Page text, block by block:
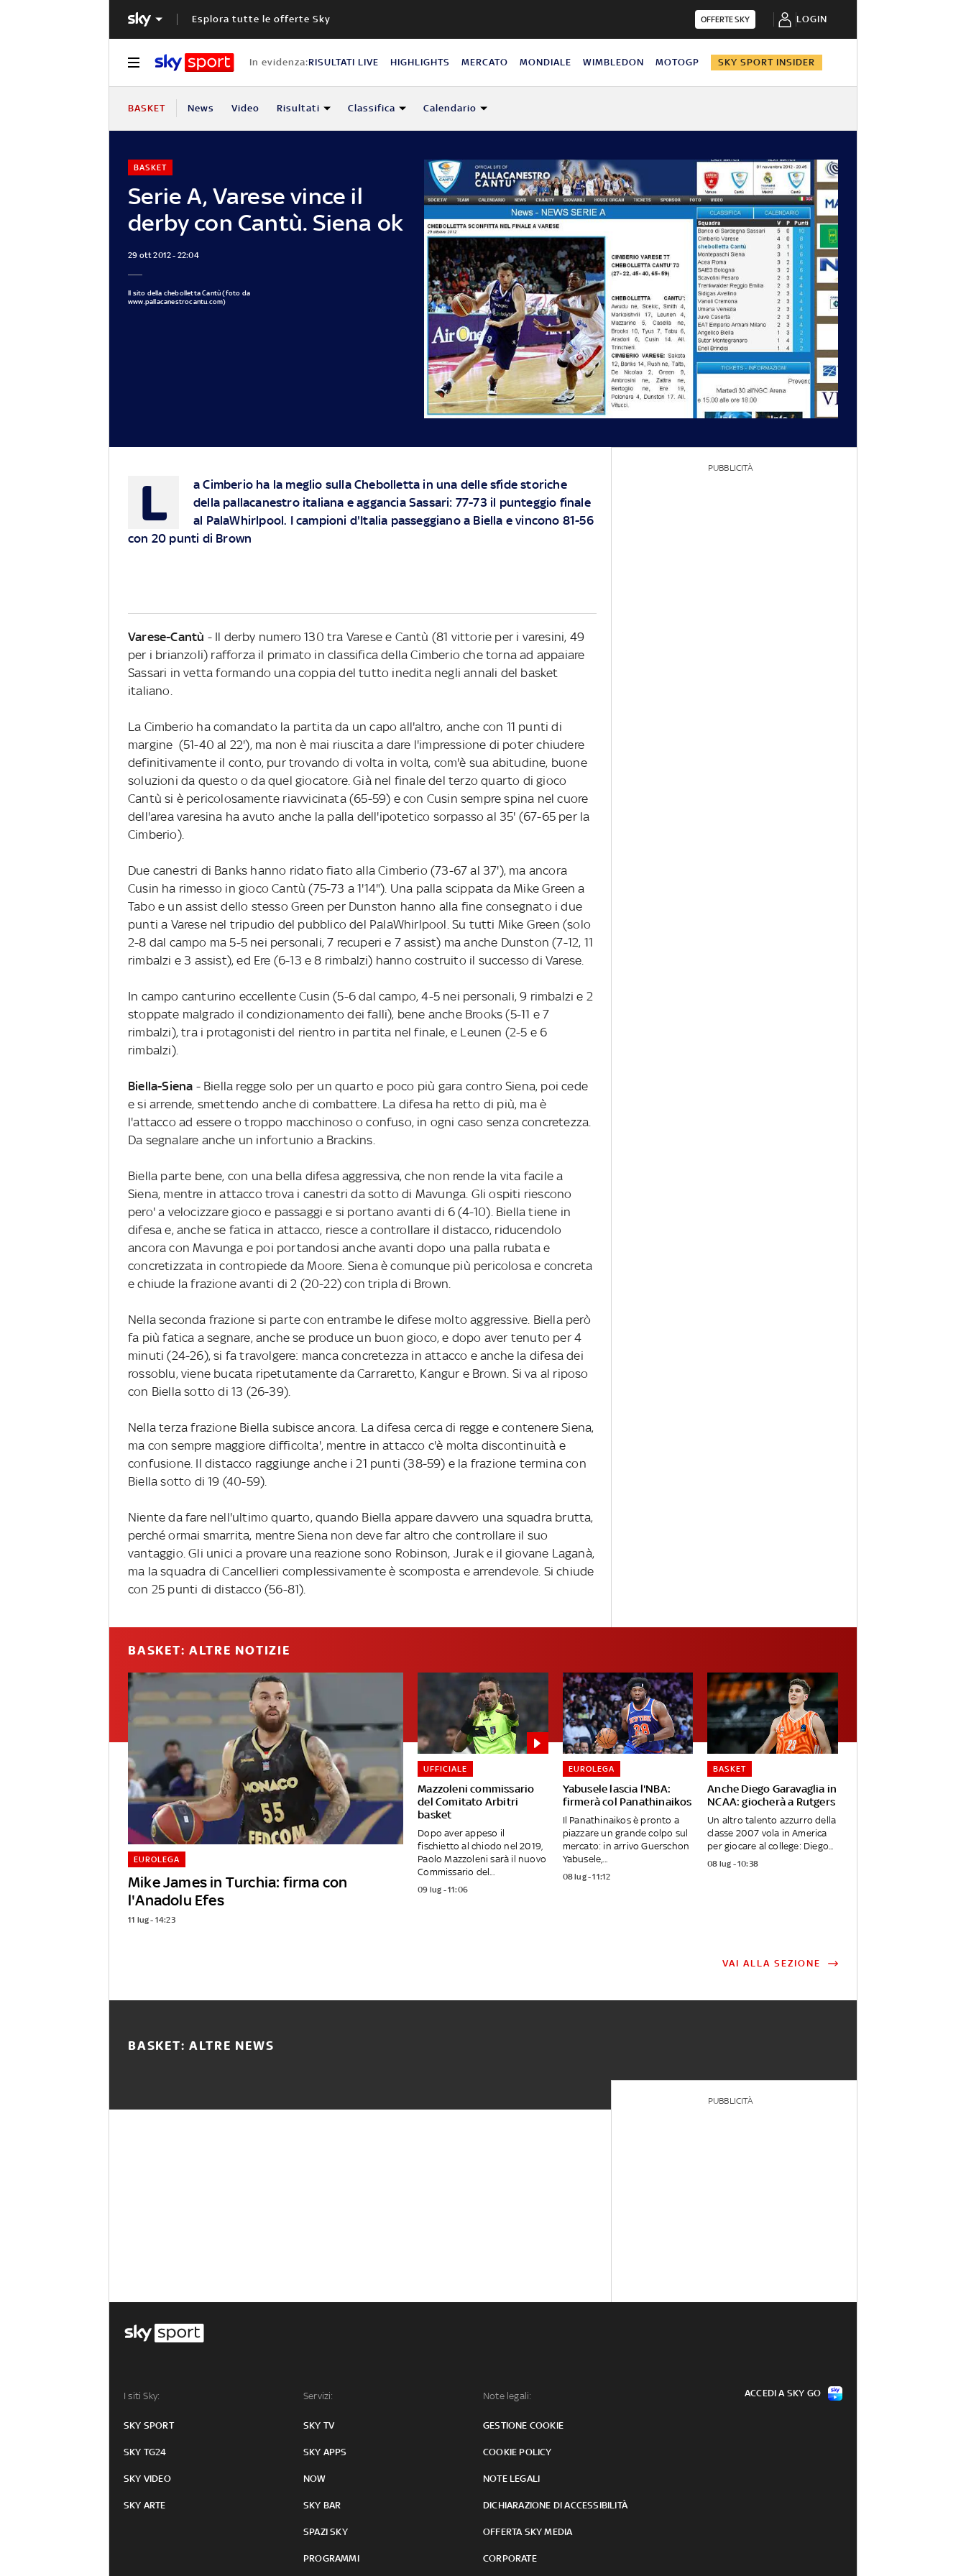
Esplora tutte le offerte Sky OFFERTE SKY LOGIN
In evidenza:RISULTATI LIVE HIGHLIGHTS MERCATO MONDIALE WIMBLEDON MOTOGP SKY SPORT INSIDER
BASKET News Video Risultati Classifica Calendario
Serie A, Varese vince il
derby con Cantù. Siena ok
BASKET
29 ott 2012 - 22:04
Il sito della chebolletta Cantù (foto da
www.pallacanestrocantu.com)
L
a Cimberio ha la meglio sulla Chebolletta in una delle sfide storiche
della pallacanestro italiana e aggancia Sassari: 77-73 il punteggio finale
al PalaWhirlpool. I campioni d'Italia passeggiano a Biella e vincono 81-56
con 20 punti di Brown
Varese-Cantù - Il derby numero 130 tra Varese e Cantù (81 vittorie per i varesini, 49
per i brianzoli) rafforza il primato in classifica della Cimberio che torna ad appaiare
Sassari in vetta formando una coppia del tutto inedita negli annali del basket
italiano.
La Cimberio ha comandato la partita da un capo all'altro, anche con 11 punti di
margine (51-40 al 22'), ma non è mai riuscita a dare l'impressione di poter chiudere
definitivamente il conto, pur trovando di volta in volta, com'è sua abitudine, buone
soluzioni da questo o da quel giocatore. Già nel finale del terzo quarto di gioco
Cantù si è pericolosamente riavvicinata (65-59) e con Cusin sempre spina nel cuore
dell'area varesina ha avuto anche la palla dell'ipotetico sorpasso al 35' (67-65 per la
Cimberio).
Due canestri di Banks hanno ridato fiato alla Cimberio (73-67 al 37'), ma ancora
Cusin ha rimesso in gioco Cantù (75-73 a 1'14"). Una palla scippata da Mike Green a
Tabo e un assist dello stesso Green per Dunston hanno alla fine consegnato i due
punti a Varese nel tripudio del pubblico del PalaWhirlpool. Su tutti Mike Green (solo
2-8 dal campo ma 5-5 nei personali, 7 recuperi e 7 assist) ma anche Dunston (7-12, 11
rimbalzi e 3 assist), ed Ere (6-13 e 8 rimbalzi) hanno costruito il successo di Varese.
In campo canturino eccellente Cusin (5-6 dal campo, 4-5 nei personali, 9 rimbalzi e 2
stoppate malgrado il condizionamento dei falli), bene anche Brooks (5-11 e 7
rimbalzi), tra i protagonisti del rientro in partita nel finale, e Leunen (2-5 e 6
rimbalzi).
Biella-Siena - Biella regge solo per un quarto e poco più gara contro Siena, poi cede
e si arrende, smettendo anche di combattere. La difesa ha retto di più, ma è
l'attacco ad essere o troppo macchinoso o confuso, in ogni caso senza concretezza.
Da segnalare anche un infortunio a Brackins.
Biella parte bene, con una bella difesa aggressiva, che non rende la vita facile a
Siena, mentre in attacco trova i canestri da sotto di Mavunga. Gli ospiti riescono
pero' a velocizzare gioco e passaggi e si portano avanti di 6 (4-10). Biella tiene in
difesa e, anche se fatica in attacco, riesce a controllare il distacco, riducendolo
ancora con Mavunga e poi portandosi anche avanti dopo una palla rubata e
concretizzata in contropiede da Moore. Siena è comunque più pericolosa e concreta
e chiude la frazione avanti di 2 (20-22) con tripla di Brown.
Nella seconda frazione si parte con entrambe le difese molto aggressive. Biella però
fa più fatica a segnare, anche se produce un buon gioco, e dopo aver tenuto per 4
minuti (24-26), si fa travolgere: manca concretezza in attacco e anche la difesa dei
rossoblu, viene bucata ripetutamente da Carraretto, Kangur e Brown. Si va al riposo
con Biella sotto di 13 (26-39).
Nella terza frazione Biella subisce ancora. La difesa cerca di regge e contenere Siena,
ma con sempre maggiore difficolta', mentre in attacco c'è molta discontinuità e
confusione. Il distacco raggiunge anche i 21 punti (38-59) e la frazione termina con
Biella sotto di 19 (40-59).
Niente da fare nell'ultimo quarto, quando Biella appare davvero una squadra brutta,
perché ormai smarrita, mentre Siena non deve far altro che controllare il suo
vantaggio. Gli unici a provare una reazione sono Robinson, Jurak e il giovane Laganà,
ma la squadra di Cancellieri complessivamente è scomposta e arrendevole. Si chiude
con 25 punti di distacco (56-81).
PUBBLICITÀ
BASKET: ALTRE NOTIZIE
Mike James in Turchia: firma con
l'Anadolu Efes
EUROLEGA
11 lug - 14:23
Mazzoleni commissario
del Comitato Arbitri
basket
UFFICIALE
Dopo aver appeso il
fischietto al chiodo nel 2019,
Paolo Mazzoleni sarà il nuovo
Commissario del...
09 lug - 11:06
Yabusele lascia l'NBA:
firmerà col Panathinaikos
EUROLEGA
Il Panathinaikos è pronto a
piazzare un grande colpo sul
mercato: in arrivo Guerschon
Yabusele,...
08 lug - 11:12
Anche Diego Garavaglia in
NCAA: giocherà a Rutgers
BASKET
Un altro talento azzurro della
classe 2007 vola in America
per giocare al college: Diego...
08 lug - 10:38
VAI ALLA SEZIONE
BASKET: ALTRE NEWS
PUBBLICITÀ
I siti Sky:
SKY SPORT
SKY TG24
SKY VIDEO
SKY ARTE
Servizi:
SKY TV
SKY APPS
NOW
SKY BAR
SPAZI SKY
PROGRAMMI
Note legali:
GESTIONE COOKIE
COOKIE POLICY
NOTE LEGALI
DICHIARAZIONE DI ACCESSIBILITÀ
OFFERTA SKY MEDIA
CORPORATE
ACCEDI A SKY GO